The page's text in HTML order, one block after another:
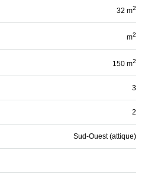
32 m2
m2
150 m2
3
2
Sud-Ouest (attique)